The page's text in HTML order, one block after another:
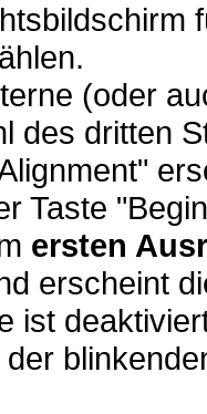
(oder
des dritten
Taste
ersten
erscheint
ist